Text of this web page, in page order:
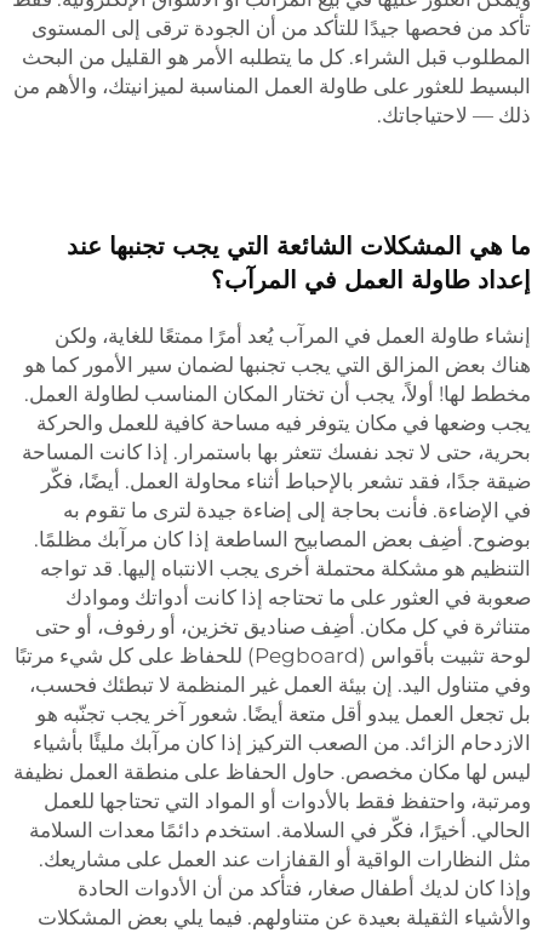
تأكد من فحصها جيدًا للتأكد من أن الجودة ترقى إلى المستوى
المطلوب قبل الشراء. كل ما يتطلبه الأمر هو القليل من البحث
البسيط للعثور على طاولة العمل المناسبة لميزانيتك، والأهم من
ذلك — لاحتياجاتك.
ما هي المشكلات الشائعة التي يجب تجنبها عند
إعداد طاولة العمل في المرآب؟
إنشاء طاولة العمل في المرآب يُعد أمرًا ممتعًا للغاية، ولكن
هناك بعض المزالق التي يجب تجنبها لضمان سير الأمور كما هو
مخطط لها! أولاً، يجب أن تختار المكان المناسب لطاولة العمل.
يجب وضعها في مكان يتوفر فيه مساحة كافية للعمل والحركة
بحرية، حتى لا تجد نفسك تتعثر بها باستمرار. إذا كانت المساحة
ضيقة جدًا، فقد تشعر بالإحباط أثناء محاولة العمل. أيضًا، فكّر
في الإضاءة. فأنت بحاجة إلى إضاءة جيدة لترى ما تقوم به
بوضوح. أضِف بعض المصابيح الساطعة إذا كان مرآبك مظلمًا.
التنظيم هو مشكلة محتملة أخرى يجب الانتباه إليها. قد تواجه
صعوبة في العثور على ما تحتاجه إذا كانت أدواتك وموادك
متناثرة في كل مكان. أضِف صناديق تخزين، أو رفوف، أو حتى
لوحة تثبيت بأقواس (Pegboard) للحفاظ على كل شيء مرتبًا
وفي متناول اليد. إن بيئة العمل غير المنظمة لا تبطئك فحسب،
بل تجعل العمل يبدو أقل متعة أيضًا. شعور آخر يجب تجنّبه هو
الازدحام الزائد. من الصعب التركيز إذا كان مرآبك مليئًا بأشياء
ليس لها مكان مخصص. حاول الحفاظ على منطقة العمل نظيفة
ومرتبة، واحتفظ فقط بالأدوات أو المواد التي تحتاجها للعمل
الحالي. أخيرًا، فكّر في السلامة. استخدم دائمًا معدات السلامة
مثل النظارات الواقية أو القفازات عند العمل على مشاريعك.
وإذا كان لديك أطفال صغار، فتأكد من أن الأدوات الحادة
والأشياء الثقيلة بعيدة عن متناولهم. فيما يلي بعض المشكلات